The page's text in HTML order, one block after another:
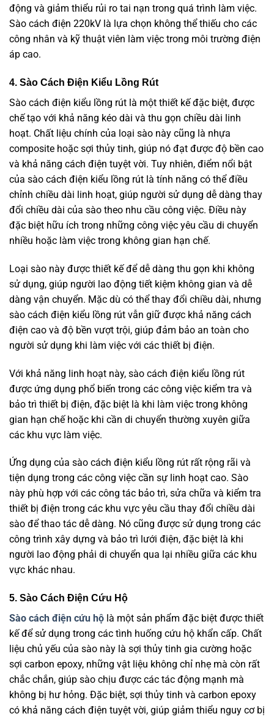
động và giảm thiểu rủi ro tai nạn trong quá trình làm việc.
Sào cách điện 220kV là lựa chọn không thể thiếu cho các
công nhân và kỹ thuật viên làm việc trong môi trường điện
áp cao.
4. Sào Cách Điện Kiểu Lồng Rút
Sào cách điện kiểu lồng rút là một thiết kế đặc biệt, được
chế tạo với khả năng kéo dài và thu gọn chiều dài linh
hoạt. Chất liệu chính của loại sào này cũng là nhựa
composite hoặc sợi thủy tinh, giúp nó đạt được độ bền cao
và khả năng cách điện tuyệt vời. Tuy nhiên, điểm nổi bật
của sào cách điện kiểu lồng rút là tính năng có thể điều
chỉnh chiều dài linh hoạt, giúp người sử dụng dễ dàng thay
đổi chiều dài của sào theo nhu cầu công việc. Điều này
đặc biệt hữu ích trong những công việc yêu cầu di chuyển
nhiều hoặc làm việc trong không gian hạn chế.
Loại sào này được thiết kế để dễ dàng thu gọn khi không
sử dụng, giúp người lao động tiết kiệm không gian và dễ
dàng vận chuyển. Mặc dù có thể thay đổi chiều dài, nhưng
sào cách điện kiểu lồng rút vẫn giữ được khả năng cách
điện cao và độ bền vượt trội, giúp đảm bảo an toàn cho
người sử dụng khi làm việc với các thiết bị điện.
Với khả năng linh hoạt này, sào cách điện kiểu lồng rút
được ứng dụng phổ biến trong các công việc kiểm tra và
bảo trì thiết bị điện, đặc biệt là khi làm việc trong không
gian hạn chế hoặc khi cần di chuyển thường xuyên giữa
các khu vực làm việc.
Ứng dụng của sào cách điện kiểu lồng rút rất rộng rãi và
tiện dụng trong các công việc cần sự linh hoạt cao. Sào
này phù hợp với các công tác bảo trì, sửa chữa và kiểm tra
thiết bị điện trong các khu vực yêu cầu thay đổi chiều dài
sào để thao tác dễ dàng. Nó cũng được sử dụng trong các
công trình xây dựng và bảo trì lưới điện, đặc biệt là khi
người lao động phải di chuyển qua lại nhiều giữa các khu
vực khác nhau.
5. Sào Cách Điện Cứu Hộ
Sào cách điện cứu hộ là một sản phẩm đặc biệt được thiết
kế để sử dụng trong các tình huống cứu hộ khẩn cấp. Chất
liệu chủ yếu của sào này là sợi thủy tinh gia cường hoặc
sợi carbon epoxy, những vật liệu không chỉ nhẹ mà còn rất
chắc chắn, giúp sào chịu được các tác động mạnh mà
không bị hư hỏng. Đặc biệt, sợi thủy tinh và carbon epoxy
có khả năng cách điện tuyệt vời, giúp giảm thiểu nguy cơ bị